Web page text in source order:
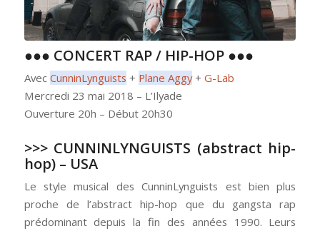
●●● CONCERT RAP / HIP-HOP●●●
Avec CunninLynguists + Plane Aggy+ G-Lab
Mercredi 23 mai 2018 – L’Ilyade
Ouverture 20h – Début 20h30
>>> CUNNINLYNGUISTS (abstract hip-
hop) – USA
Le style musical des CunninLynguists est bien plus
proche de l’abstract hip-hop que du gangsta rap
prédominant depuis la fin des années 1990. Leurs